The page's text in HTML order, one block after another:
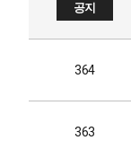
공지
364
363